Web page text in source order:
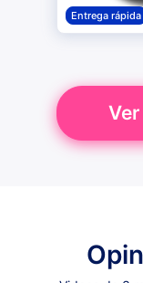
Entrega rápida